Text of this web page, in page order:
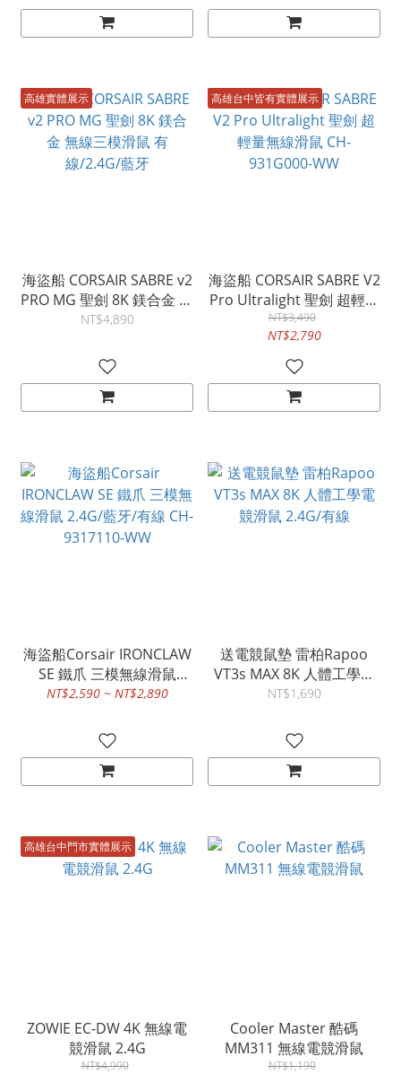
高雄實體展示
海盜船 CORSAIR SABRE v2
PRO MG 聖劍 8K 鎂合金 無
線三模滑鼠 有線/2.4G/藍
NT$4,890
高雄台中皆有實體展示
海盜船 CORSAIR SABRE V2
Pro Ultralight 聖劍 超輕量
無線滑鼠 CH-931G000-
WW
NT$3,490
NT$2,790
海盜船Corsair IRONCLAW
SE 鐵爪 三模無線滑鼠
2.4G/藍牙/有線 CH-
NT$2,590 ~ NT$2,890
送電競鼠墊 雷柏Rapoo
VT3s MAX 8K 人體工學電
競滑鼠 2.4G/有線
NT$1,690
高雄台中門市實體展示
ZOWIE EC-DW 4K 無線電
競滑鼠 2.4G
NT$4,990
Cooler Master 酷碼
MM311 無線電競滑鼠
NT$1,190